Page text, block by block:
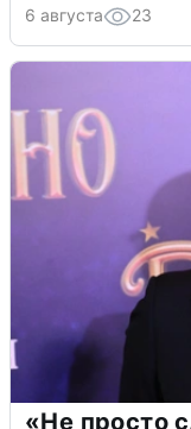
6 августа 23
«Не просто